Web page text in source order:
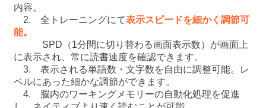
内容。
2. 全トレーニングにて表示スピードを細かく調節可
能。
SPD（1分間に切り替わる画面表示数）が画面上
に表示され、常に読書速度を確認できます。
3. 表示される単語数・文字数を自由に調整可能。レ
ベルにあった細かな調節ができます。
4. 脳内のワーキングメモリーの自動化処理を促進